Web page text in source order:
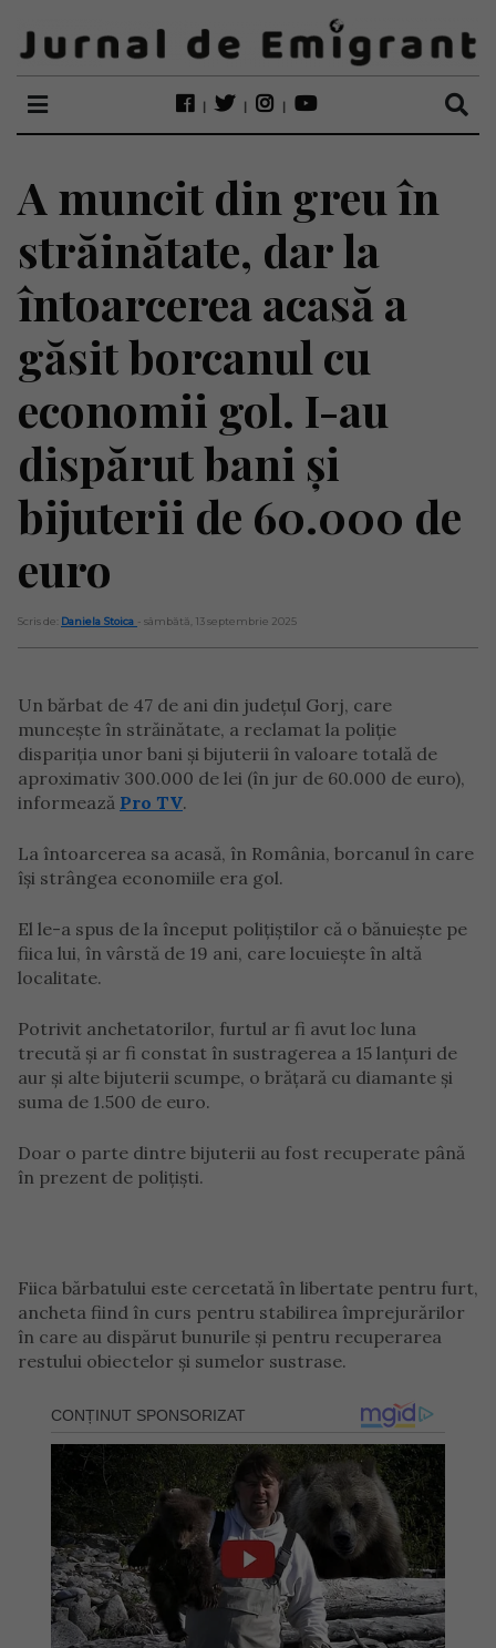
A muncit din greu în
străinătate, dar la
întoarcerea acasă a
găsit borcanul cu
economii gol. I-au
dispărut bani și
bijuterii de 60.000 de
euro
Scris de: Daniela Stoica - sâmbătă, 13 septembrie 2025
Un bărbat de 47 de ani din judeţul Gorj, care
munceşte în străinătate, a reclamat la poliţie
dispariţia unor bani şi bijuterii în valoare totală de
aproximativ 300.000 de lei (în jur de 60.000 de euro),
informează Pro TV.
La întoarcerea sa acasă, în România, borcanul în care
îşi strângea economiile era gol.
El le-a spus de la început polițiștilor că o bănuieşte pe
fiica lui, în vârstă de 19 ani, care locuieşte în altă
localitate.
Potrivit anchetatorilor, furtul ar fi avut loc luna
trecută şi ar fi constat în sustragerea a 15 lanţuri de
aur şi alte bijuterii scumpe, o brăţară cu diamante şi
suma de 1.500 de euro.
Doar o parte dintre bijuterii au fost recuperate până
în prezent de poliţişti.
Fiica bărbatului este cercetată în libertate pentru furt,
ancheta fiind în curs pentru stabilirea împrejurărilor
în care au dispărut bunurile şi pentru recuperarea
restului obiectelor şi sumelor sustrase.